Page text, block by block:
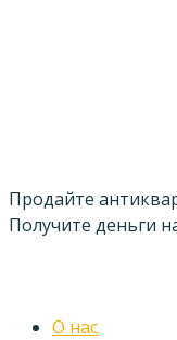
Продайте
Получите деньги
О нас